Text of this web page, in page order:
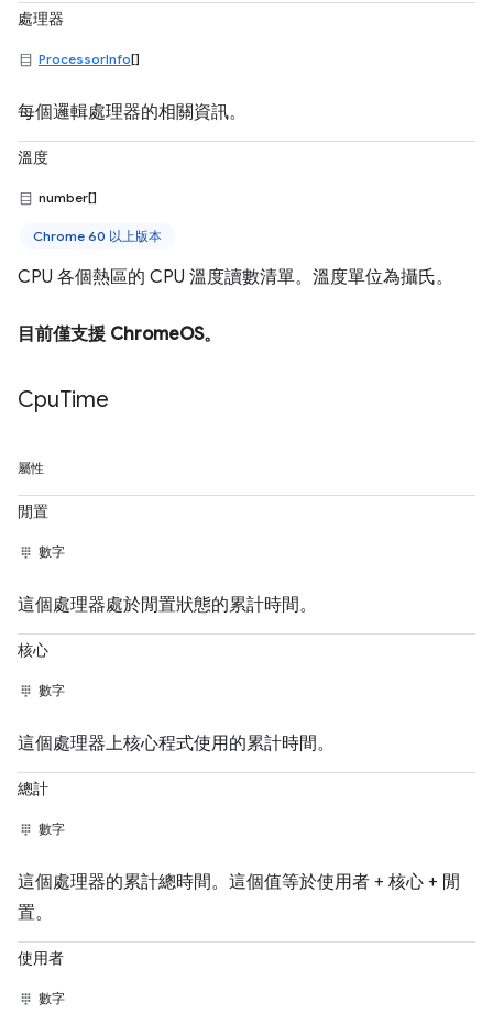
處理器
ProcessorInfo[]
每個邏輯處理器的相關資訊。
溫度
number[]
Chrome 60 以上版本
CPU 各個熱區的 CPU 溫度讀數清單。溫度單位為攝氏。
目前僅支援 ChromeOS。
CpuTime
屬性
閒置
數字
這個處理器處於閒置狀態的累計時間。
核心
數字
這個處理器上核心程式使用的累計時間。
總計
數字
這個處理器的累計總時間。這個值等於使用者 + 核心 + 閒
置。
使用者
數字